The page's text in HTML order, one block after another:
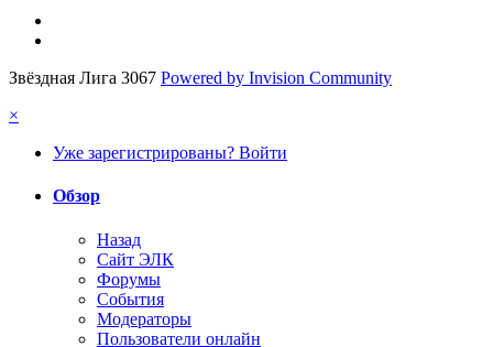
Звёздная Лига 3067 Powered by Invision Community
×
Уже зарегистрированы? Войти
Обзор
Назад
Сайт ЭЛК
Форумы
События
Модераторы
Пользователи онлайн